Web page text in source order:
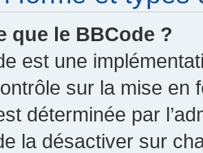
que le BBCode ?
est une
sur la mise en
déterminée par
la désactiver sur